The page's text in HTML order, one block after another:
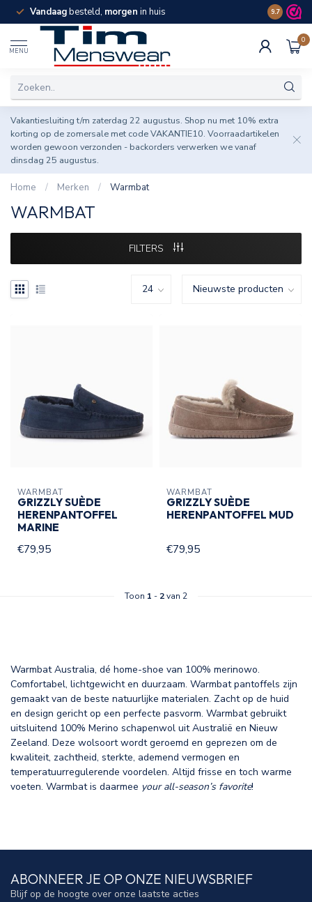
Vandaagbesteld, morgen in huis Spaar
9.7
MENU
0
Vakantiesluiting t/m zaterdag 22 augustus. Shop nu met 10% extra
korting op de zomersale met code VAKANTIE10. Voorraadartikelen
worden gewoon verzonden - backorders verwerken we vanaf
dinsdag 25 augustus.
Home / Merken / Warmbat
WARMBAT
FILTERS
WARMBAT
GRIZZLY SUÈDE
HERENPANTOFFEL
MARINE
€79,95
WARMBAT
GRIZZLY SUÈDE
HERENPANTOFFEL MUD
€79,95
Toon 1 - 2van 2
Warmbat Australia, dé home-shoe van 100% merinowo.
Comfortabel, lichtgewicht en duurzaam. Warmbat pantoffels zijn
gemaakt van de beste natuurlijke materialen. Zacht op de huid
en design gericht op een perfecte pasvorm. Warmbat gebruikt
uitsluitend 100% Merino schapenwol uit Australië en Nieuw
Zeeland. Deze wolsoort wordt geroemd en geprezen om de
kwaliteit, zachtheid, sterkte, ademend vermogen en
temperatuurregulerende voordelen. Altijd frisse en toch warme
voeten. Warmbat is daarmee your all-season’s favorite!
ABONNEER JE OP ONZE NIEUWSBRIEF
Blijf op de hoogte over onze laatste acties